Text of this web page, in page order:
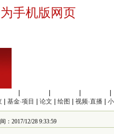
手机版网页
基金·项目 论文 绘图 视频·直播
：2017/12/28 9:33:59